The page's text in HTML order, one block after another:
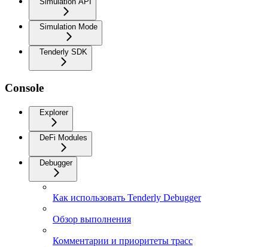
Simulation Mode
Tenderly SDK
Console
Explorer
DeFi Modules
Debugger
Как использовать Tenderly Debugger
Обзор выполнения
Комментарии и приоритеты трасс